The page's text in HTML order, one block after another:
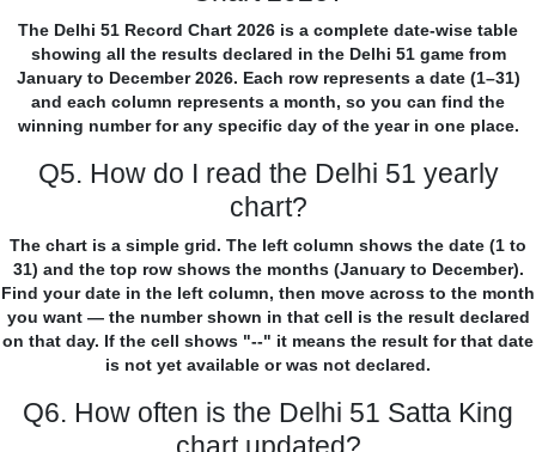
The Delhi 51 Record Chart 2026 is a complete date-wise table
showing all the results declared in the Delhi 51 game from
January to December 2026. Each row represents a date (1–31)
and each column represents a month, so you can find the
winning number for any specific day of the year in one place.
Q5. How do I read the Delhi 51 yearly
chart?
The chart is a simple grid. The left column shows the date (1 to
31) and the top row shows the months (January to December).
Find your date in the left column, then move across to the month
you want — the number shown in that cell is the result declared
on that day. If the cell shows "--" it means the result for that date
is not yet available or was not declared.
Q6. How often is the Delhi 51 Satta King